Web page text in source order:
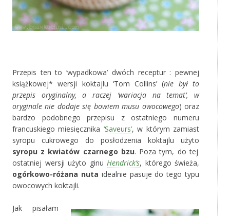
Przepis ten to ‘wypadkowa’ dwóch receptur : pewnej
książkowej* wersji koktajlu ‘Tom Collins’ (nie był to
przepis oryginalny, a raczej ‘wariacja na temat’, w
oryginale nie dodaje się bowiem musu owocowego) oraz
bardzo podobnego przepisu z ostatniego numeru
francuskiego miesięcznika ‘Saveurs’, w którym zamiast
syropu cukrowego do posłodzenia koktajlu użyto
syropu z kwiatów czarnego bzu. Poza tym, do tej
ostatniej wersji użyto ginu Hendrick’s, którego świeża,
ogórkowo-różana nuta idealnie pasuje do tego typu
owocowych koktajli.
Jak pisałam